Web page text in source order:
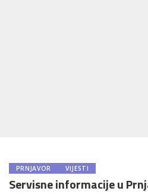
PRNJAVOR VIJESTI
Servisne informacije u